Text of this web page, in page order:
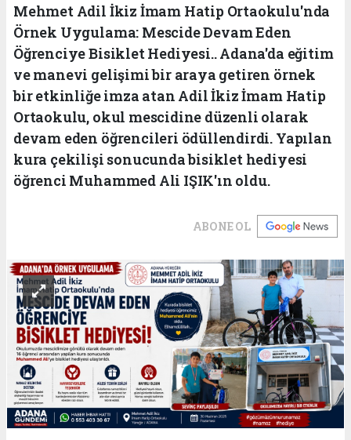
Mehmet Adil İkiz İmam Hatip Ortaokulu'nda
Örnek Uygulama: Mescide Devam Eden
Öğrenciye Bisiklet Hediyesi.. Adana'da eğitim
ve manevi gelişimi bir araya getiren örnek
bir etkinliğe imza atan Adil İkiz İmam Hatip
Ortaokulu, okul mescidine düzenli olarak
devam eden öğrencileri ödüllendirdi. Yapılan
kura çekilişi sonucunda bisiklet hediyesi
öğrenci Muhammed Ali IŞIK'ın oldu.
ABONE OL